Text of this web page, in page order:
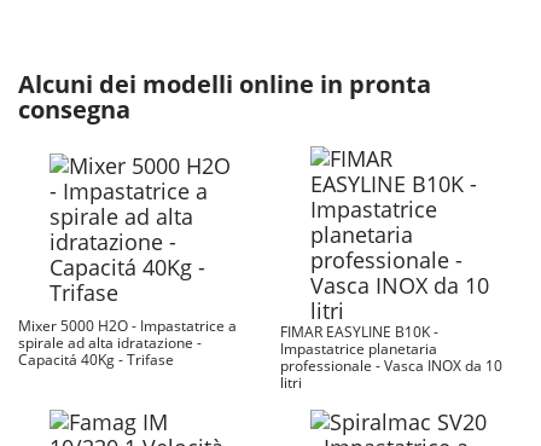
Alcuni dei modelli online in pronta
consegna
Mixer 5000 H2O - Impastatrice a
spirale ad alta idratazione -
Capacitá 40Kg - Trifase
FIMAR EASYLINE B10K -
Impastatrice planetaria
professionale - Vasca INOX da 10
litri